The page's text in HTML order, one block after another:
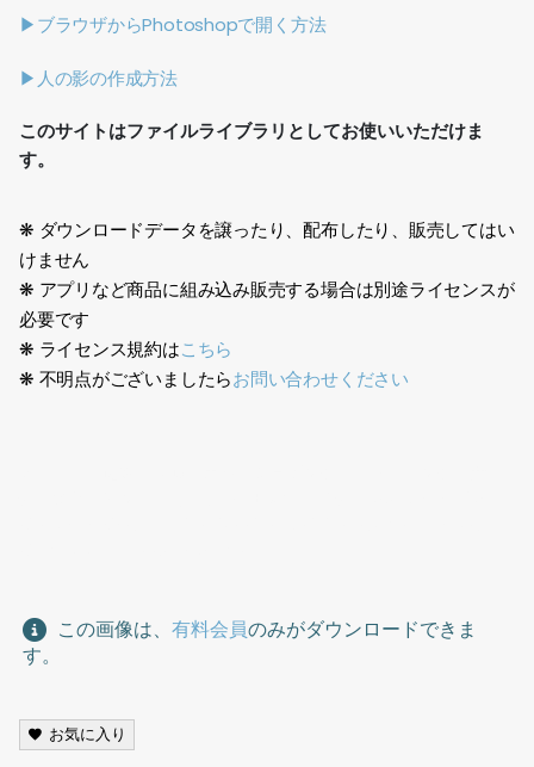
▶ブラウザからPhotoshopで開く方法
▶人の影の作成方法
このサイトはファイルライブラリとしてお使いいただけま
す。
❋ ダウンロードデータを譲ったり、配布したり、販売してはい
けません
❋ アプリなど商品に組み込み販売する場合は別途ライセンスが
必要です
❋ ライセンス規約はこちら
❋ 不明点がございましたらお問い合わせください
この画像は、 有料会員のみがダウンロードできま
す。
お気に入り